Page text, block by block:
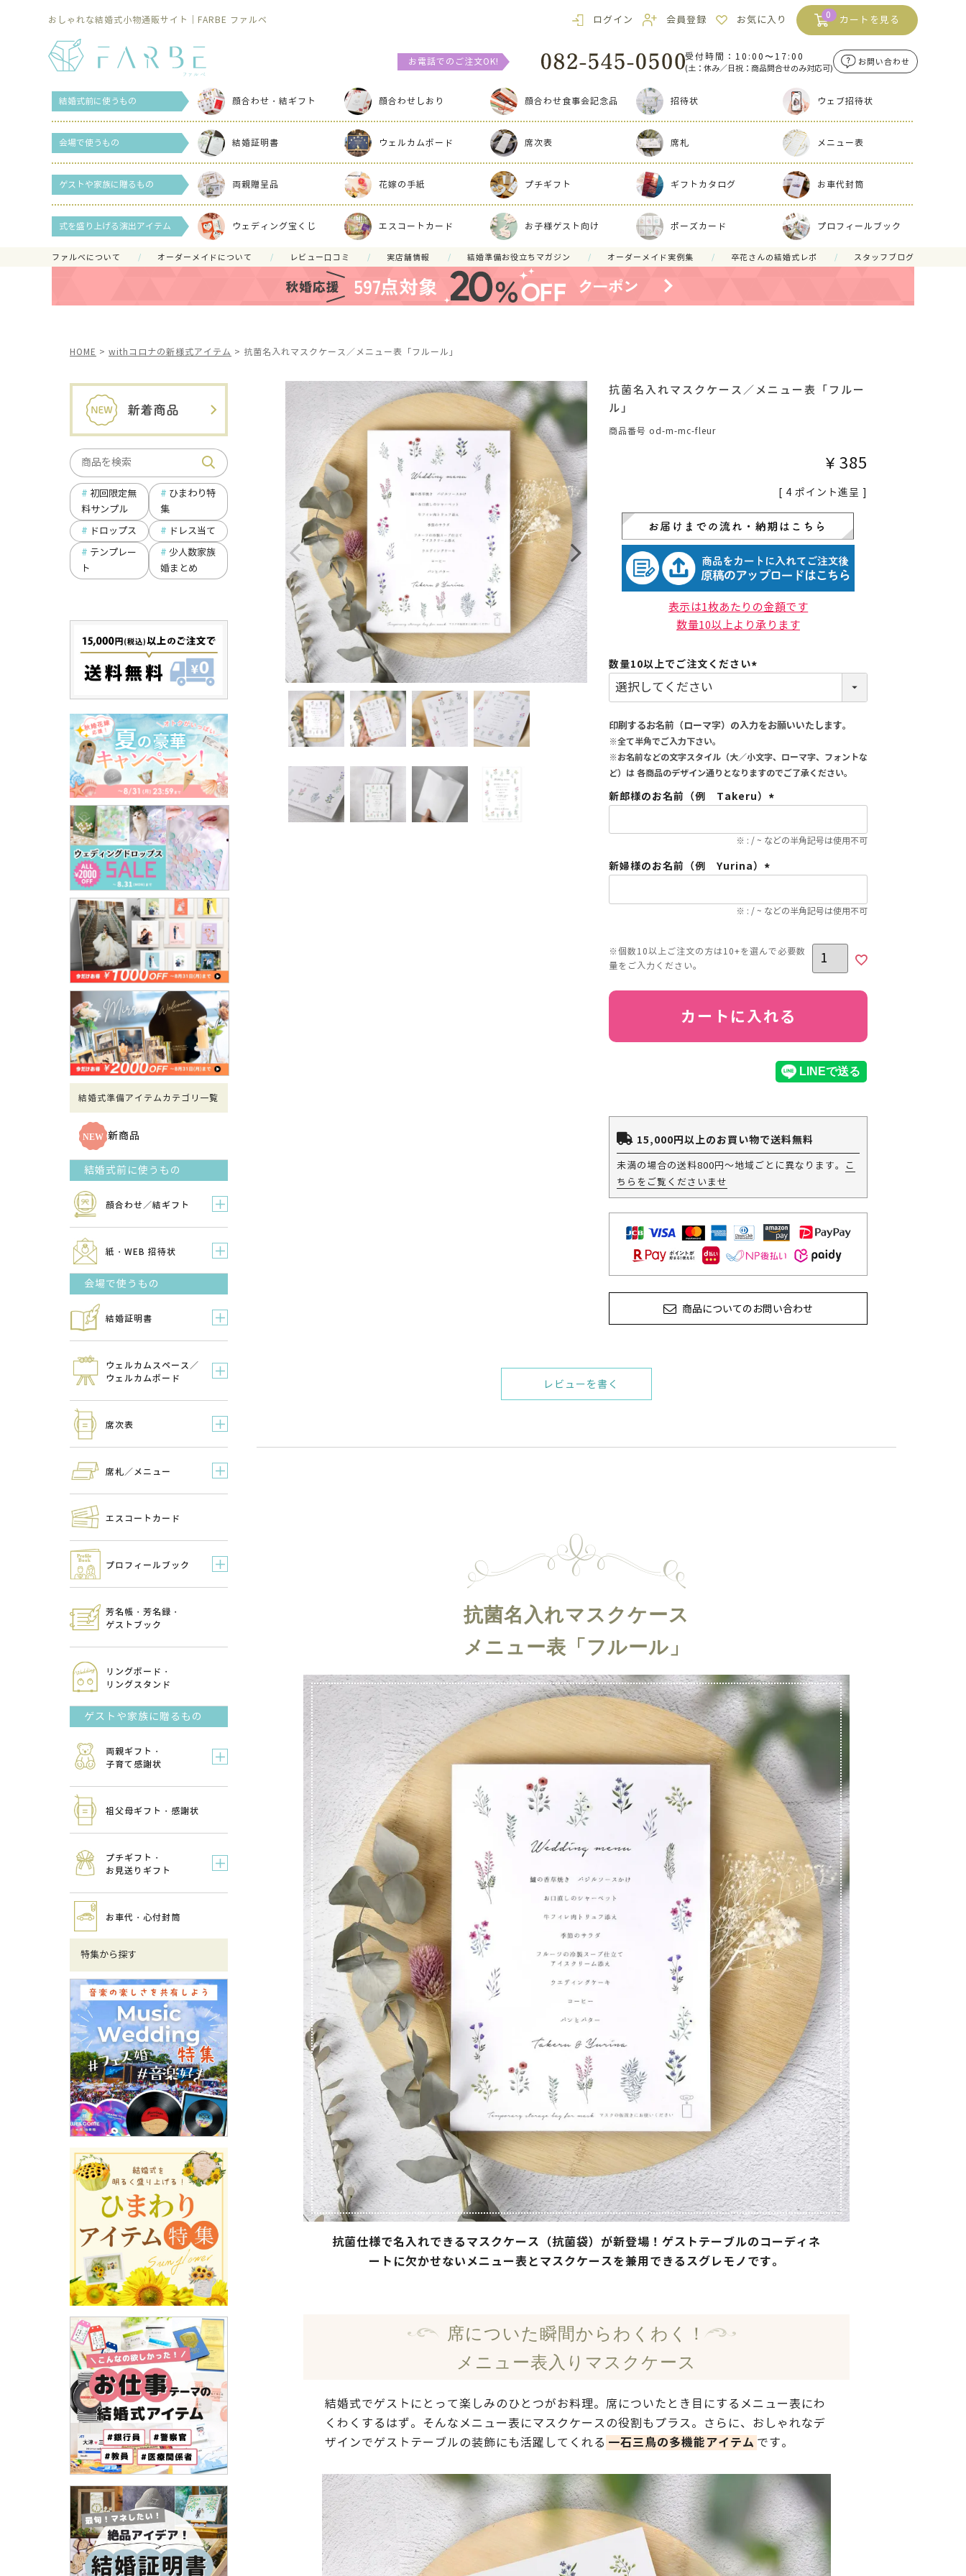
おしゃれな結婚式小物通販サイト｜FARBE ファルベ ログイン 会員登録 お気に入り 0 カートを見る
お電話でのご注文OK! 受付時間：10:00〜17:00
(土：休み／日祝：商品問合せのみ対応可)
お問い合わせ
結婚式前に使うもの 顔合わせ・結ギフト 顔合わせしおり 顔合わせ食事会記念品 招待状 ウェブ招待状
会場で使うもの 結婚証明書 ウェルカムボード 席次表 席札 メニュー表
ゲストや家族に贈るもの 両親贈呈品 花嫁の手紙 プチギフト ギフトカタログ お車代封筒
式を盛り上げる演出アイテム ウェディング宝くじ エスコートカード お子様ゲスト向け ポーズカード プロフィールブック
ファルべについて オーダーメイドについて レビュー口コミ 実店舗情報 結婚準備お役立ちマガジン オーダーメイド実例集 卒花さんの結婚式レポ スタッフブログ
HOME withコロナの新様式アイテム 抗菌名入れマスクケース／メニュー表「フルール」
初回限定無
料サンプル
ひまわり特
集
ドロップス
ドレス当て
テンプレー
ト
少人数家族
婚まとめ
結婚式準備アイテムカテゴリ一覧
新商品
結婚式前に使うもの
顔合わせ／結ギフト
紙・WEB 招待状
会場で使うもの
結婚証明書
ウェルカムスペース／
ウェルカムボード
席次表
席札／メニュー
エスコートカード
プロフィールブック
芳名帳・芳名録・
ゲストブック
リングボード・
リングスタンド
ゲストや家族に贈るもの
両親ギフト・
子育て感謝状
祖父母ギフト・感謝状
プチギフト・
お見送りギフト
お車代・心付封筒
特集から探す
抗菌名入れマスクケース／メニュー表「フルー
ル」
商品番号 od-m-mc-fleur
¥ 385
[ 4 ポイント進呈 ]
表示は1枚あたりの金額です
数量10以上より承ります
数量10以上でご注文ください
須)
印刷するお名前（ローマ字）の入力をお願いいたします。
※全て半角でご入力下さい。
※お名前などの文字スタイル（大／小文字、ローマ字、フォントな
ど）は 各商品のデザイン通りとなりますのでご了承ください。
新郎様のお名前（例 Takeru）
須)
※ : / ~ などの半角記号は使用不可
新婦様のお名前（例 Yurina）
須)
※ : / ~ などの半角記号は使用不可
カートに入れる
15,000円以上のお買い物で送料無料
未満の場合の送料800円～地域ごとに異なります。
こ
ちらをご覧くださいませ
商品についてのお問い合わせ
レビューを書く
抗菌名入れマスクケース
メニュー表「フルール」
抗菌仕様で名入れできるマスクケース（抗菌袋）が新登場！ゲストテーブルのコーディネ
ートに欠かせないメニュー表とマスクケースを兼用できるスグレモノです。
席についた瞬間からわくわく！
メニュー表入りマスクケース
結婚式でゲストにとって楽しみのひとつがお料理。席についたとき目にするメニュー表にわ
くわくするはず。そんなメニュー表にマスクケースの役割もプラス。さらに、おしゃれなデ
ザインでゲストテーブルの装飾にも活躍してくれる 一石三鳥の多機能アイテム です。